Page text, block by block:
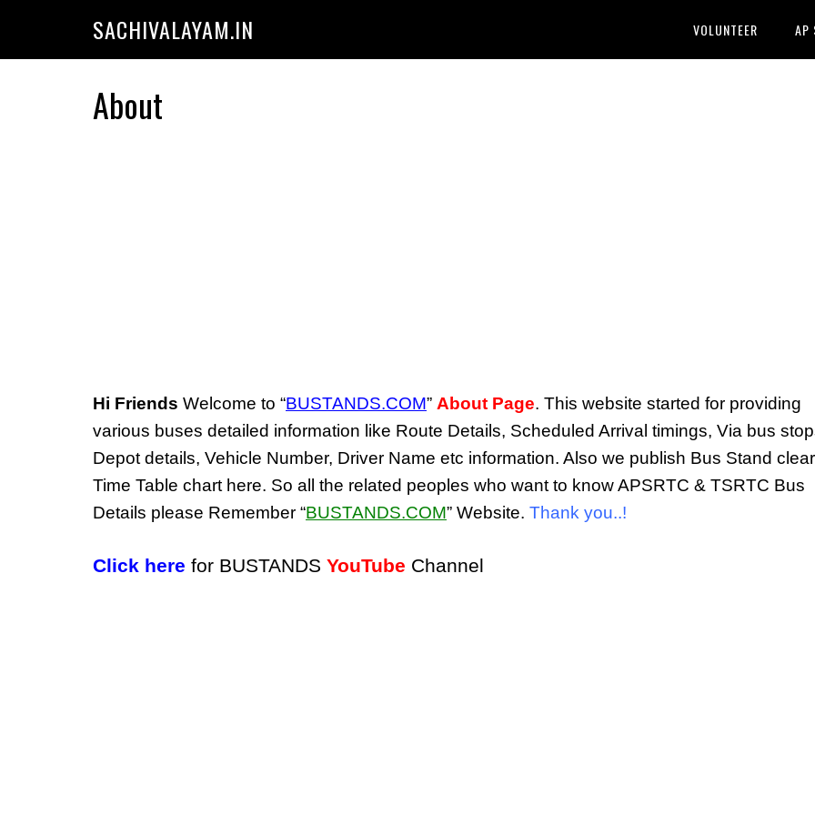
SACHIVALAYAM.IN VOLUNTEER AP
About
Hi Friends Welcome to “BUSTANDS.COM” About Page. This website started for providing
various buses detailed information like Route Details, Scheduled Arrival timings, Via bus
Depot details, Vehicle Number, Driver Name etc information. Also we publish Bus Stand clear
Time Table chart here. So all the related peoples who want to know APSRTC & TSRTC Bus
Details please Remember “BUSTANDS.COM” Website. Thank you..!
Click here for BUSTANDS YouTube Channel